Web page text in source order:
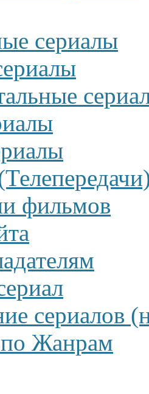
сериалы
фильмов
сериалов
Жанрам